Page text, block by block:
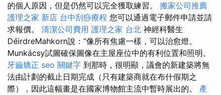
的個人原因，但是仍然可以完全獲取練習。 搬家公司推薦
護理之家 新店 台中刮痧療程 您可以通過電子郵件申請並請
求報價。 清潔公司費用 護理之家 台北 神經科醫生
DéirdreMahkorn說：“像所有焦慮一樣，可以治愈燈。
Munkácsy試圖確保圖像在主屋座位中的有利位置和照明。
牙齒矯正 seo 關鍵字 到那時，很明顯，議會的新建築將無
法由計劃的截止日期完成（只有建築商就在布什假期之
際），因此這幅畫是在國家博物館主流中暫時展出的。 產